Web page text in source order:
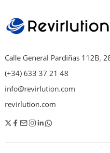
Calle General Pardiñas 112B,
(+34) 633 37 21 48
info@revirlution.com
revirlution.com